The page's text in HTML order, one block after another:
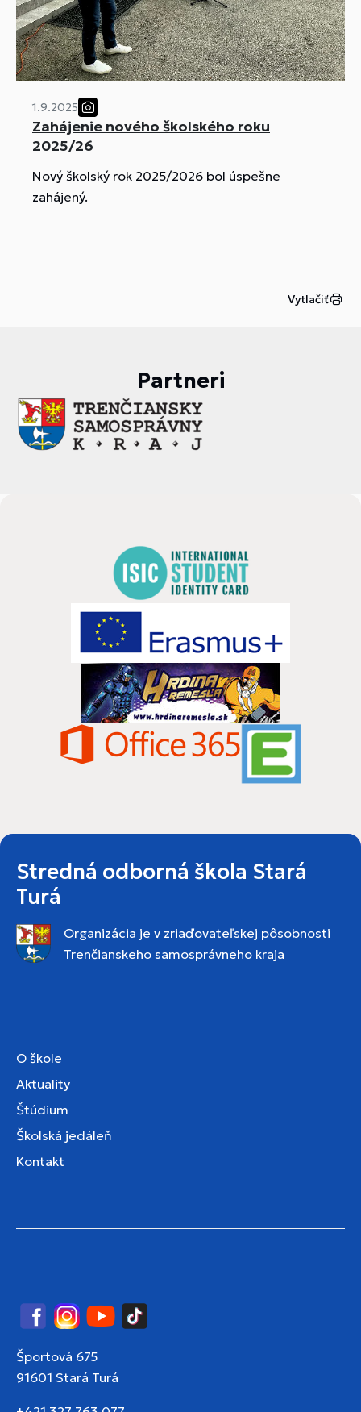
1.9.2025
Zahájenie nového školského roku
2025/26
Nový školský rok 2025/2026 bol úspešne
zahájený.
Vytlačiť
Partneri
Stredná odborná škola Stará
Turá
Organizácia je v zriaďovateľskej pôsobnosti
Trenčianskeho samosprávneho kraja
O škole
Aktuality
Štúdium
Školská jedáleň
Kontakt
FacebookInstagramYouTubeTikTok
Športová 675
91601 Stará Turá